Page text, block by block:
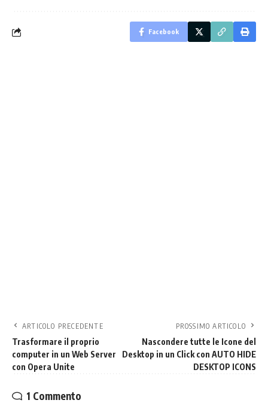
Facebook
ARTICOLO PRECEDENTE
Trasformare il proprio
computer in un Web Server
con Opera Unite
PROSSIMO ARTICOLO
Nascondere tutte le Icone del
Desktop in un Click con AUTO HIDE
DESKTOP ICONS
1 Commento